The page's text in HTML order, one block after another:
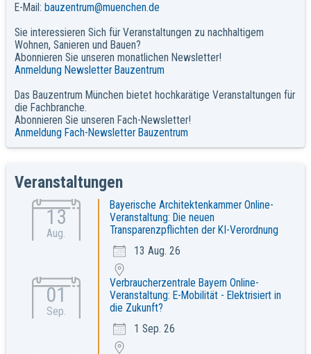
E-Mail: bauzentrum@muenchen.de
Sie interessieren Sich für Veranstaltungen zu nachhaltigem
Wohnen, Sanieren und Bauen?
Abonnieren Sie unseren monatlichen Newsletter!
Anmeldung Newsletter Bauzentrum
Das Bauzentrum München bietet hochkarätige Veranstaltungen für
die Fachbranche.
Abonnieren Sie unseren Fach-Newsletter!
Anmeldung Fach-Newsletter Bauzentrum
Veranstaltungen
13
Aug.
Bayerische Architektenkammer Online-
Veranstaltung: Die neuen
Transparenzpflichten der KI-Verordnung
13 Aug. 26
01
Sep.
Verbraucherzentrale Bayern Online-
Veranstaltung: E-Mobilität - Elektrisiert in
die Zukunft?
1 Sep. 26